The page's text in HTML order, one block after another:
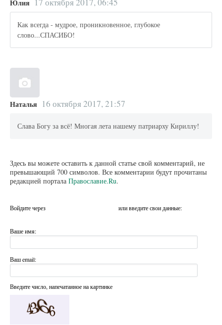
Юлия
Как всегда - мудрое, проникновенное, глубокое
слово...СПАСИБО!
Наталья 16 октября 2017, 21:57
Слава Богу за всё! Многая лета нашему патриарху Кириллу!
Здесь вы можете оставить к данной статье свой комментарий, не
превышающий 700 символов. Все комментарии будут прочитаны
редакцией портала Православие.Ru.
Войдите через или введите свои данные:
Ваше имя:
Ваш email:
Введите число, напечатанное на картинке